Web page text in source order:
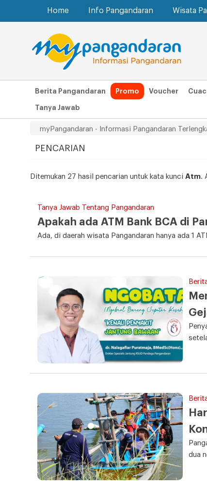
Home Info Pangandaran Wisata
Berita Pangandaran Promo Voucher
Tanya Jawab
myPangandaran - Informasi Pangandaran
PENCARIAN
Ditemukan 27 hasil pencarian untuk kata kunci Atm.
Tanya Jawab Tentang Pangandaran
Apakah ada ATM Bank BCA di
Ada, di daerah wisata Pangandaran hanya ada 1
dua